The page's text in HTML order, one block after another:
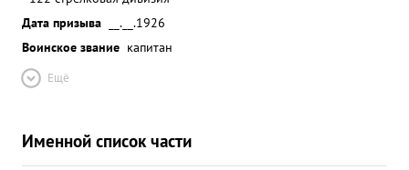
приспособленных для ОТ-96, Командир
(начальник) Подавлено: минбатарей -48 сожжено
72 автомашины взято в плен до 300 солдат и
офицеров противника, Лично высоко
хорошая. За мужество отвагу геройство и умение
Дата призыва
__.__.1926
Воинское звание капитан
Ещё
Именной список части